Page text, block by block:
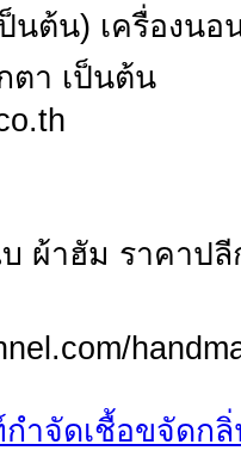
นต้น) เครื่องน
ตา เป็นต้น
ผ้าฮัม ราคาป
ำจัดเชื้อขจัดก